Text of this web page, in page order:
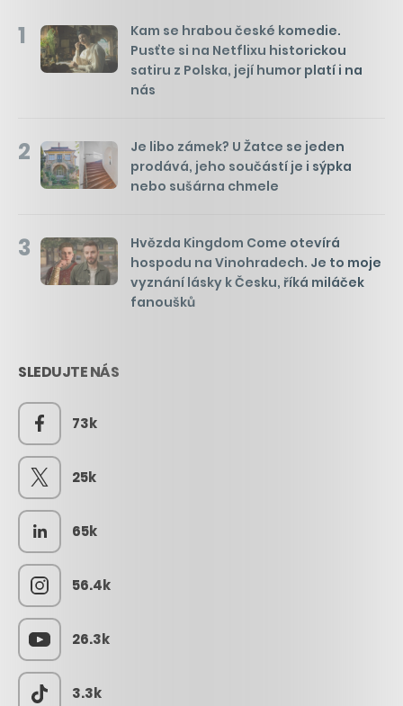
1
Kam se hrabou české komedie.
Pusťte si na Netflixu historickou
satiru z Polska, její humor platí i na
nás
2
Je libo zámek? U Žatce se jeden
prodává, jeho součástí je i sýpka
nebo sušárna chmele
3
Hvězda Kingdom Come otevírá
hospodu na Vinohradech. Je to moje
vyznání lásky k Česku, říká miláček
fanoušků
SLEDUJTE NÁS
73k
25k
65k
56.4k
26.3k
3.3k